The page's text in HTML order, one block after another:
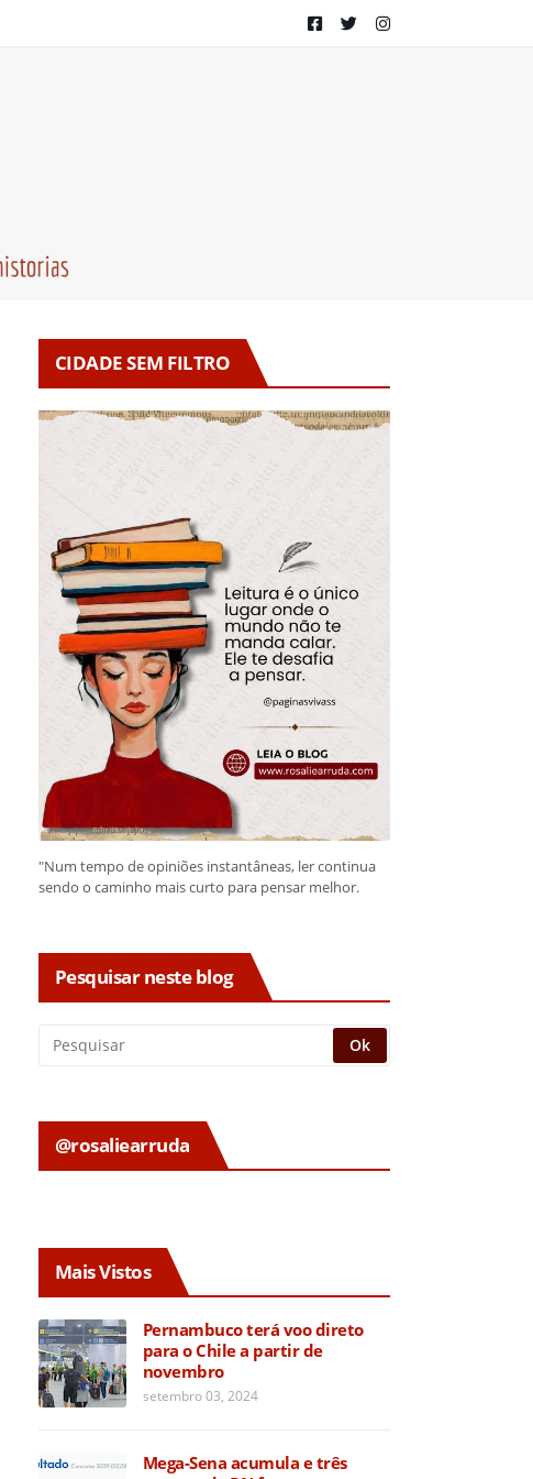
CIDADE SEM FILTRO
"Num tempo de opiniões instantâneas, ler continua
sendo o caminho mais curto para pensar melhor.
Pesquisar neste blog
@rosaliearruda
Mais Vistos
Pernambuco terá voo direto
para o Chile a partir de
novembro
setembro 03, 2024
Mega-Sena acumula e três